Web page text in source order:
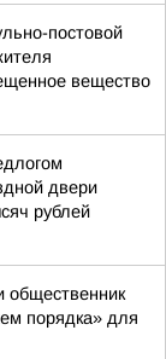
постовой
вещество
двери
рублей
общественник
порядка» для